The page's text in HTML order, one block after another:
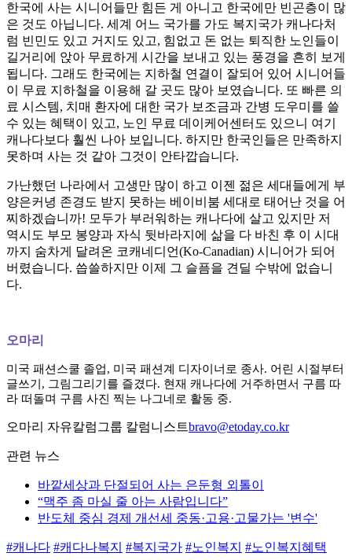
한국에 사는 시니어들만 힘든 게 아니고 한국에만 빈곤층이 많
은 것도 아닙니다. 세계 어느 국가를 가도 복지국가 캐나다처
럼 빈민도 있고 거지도 있고, 힘없고 돈 없는 퇴직한 노인들이
길거리에 앉아 무료하게 시간을 보내고 있는 풍경을 흔히 보게
됩니다. 그래도 한국에는 지하철 연결이 잘되어 있어 시니어들
이 무료 지하철을 이용해 갈 곳도 많아 보였습니다. 또 빠른 의
료 시스템, 치매 환자에 대한 국가 보조금과 간병 도우미를 쓸
수 있는 혜택이 있고, 노인 무료 데이케어센터도 있으니 여기
캐나다보다 훨씬 나아 보입니다. 하지만 한국인들은 만족하지
못하며 사는 것 같아 그것이 안타깝습니다.
가난했던 나라에서 고생만 많이 하고 이젠 젊은 세대들에게 부
양은커녕 존경도 받지 못하는 베이비붐 세대로 태어난 것을 어
찌하겠습니까! 모두가 부러워하는 캐나다에 살고 있지만 저
역시도 부모 봉양과 자식 뒷바라지에 삶을 다 바친 후 이 시대
까지 숨차게 달려온 코캐네디언(Ko-Canadian) 시니어가 되어
버렸습니다. 씁쓸하지만 이제 그 슬픔을 견딜 수밖에 없습니
다.
오마리
미국 패션스쿨 졸업, 미국 패션계 디자이너로 종사. 어린 시절부터
글쓰기, 그림그리기를 즐겼다. 현재 캐나다에 거주하면서 구름 따
라 떠돌며 구름 사진 찍는 나그네로 활동 중.
오마리 자유칼럼그룹 칼럼니스트bravo@etoday.co.kr
관련 뉴스
바깥세상과 단절되어 사는 은둔형 외톨이
“맥주 좀 마실 줄 아는 사람입니다”
반도체 중심 경제 개선세 중동·고용·고물가는 '변수'
#캐나다 #캐다나복지 #복지국가 #노인복지 #노인복지혜택